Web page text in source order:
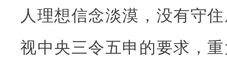
人理想信念淡漠，没有守
视中央三令五申的要求，